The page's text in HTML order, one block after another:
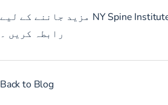
رابطہ کریں
Back to Blog